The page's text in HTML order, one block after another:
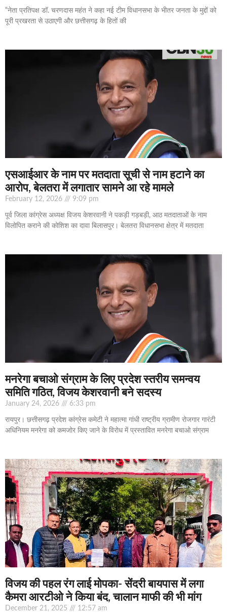
“नेता प्रतिपक्ष डॉ. चरणदास महंत ने कहा नई टीम विधानसभा के भीतर जनता के मुद्दों को
पूरी प्रखरता से उठाएगी और छत्तीसगढ़ के हितों की
एसआईआर के नाम पर मतदाता सूची से नाम हटाने का
आरोप, बेलतरा में लगातार सामने आ रहे मामले
February 12, 2026 9:09 pm
पूर्व जिला कांग्रेस अध्यक्ष विजय केशरवानी ने पकड़ी गड़बड़ी, आठ मतदाताओं के नाम
विलोपित कराने की कोशिश का दावा बिलासपुर। बेलतरा विधानसभा क्षेत्र में मतदाता
मनरेगा बचाओ संग्राम के लिए प्रदेश स्तरीय समन्वय
समिति गठित, विजय केशरवानी बने सदस्य
January 24, 2026 6:33 pm
रायपुर। छत्तीसगढ़ प्रदेश कांग्रेस कमेटी ने महात्मा गांधी राष्ट्रीय ग्रामीण रोजगार गारंटी
अधिनियम मनरेगा को कमजोर किए जाने के विरोध में प्रस्तावित मनरेगा बचाओ संग्राम
विजय की पहल रंग लाई मोपका- सेंदरी बायपास में लगा
कैमरा आरटीओ ने किया बंद, चालान माफी की भी मांग
December 21, 2025 12:57 am